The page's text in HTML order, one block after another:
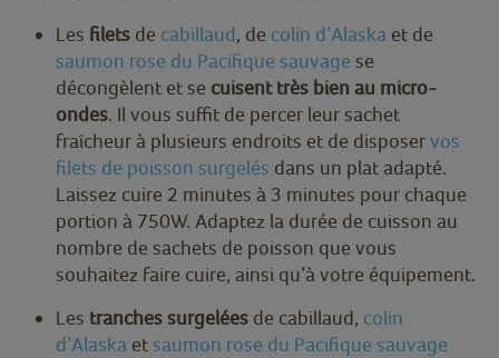
Les filets de cabillaud, de colin d’Alaska et de
saumon rose du Pacifique sauvage se
décongèlent et se cuisent très bien au micro-
ondes. Il vous suffit de percer leur sachet
fraîcheur à plusieurs endroits et de disposervos
filets de poisson surgelés dans un plat adapté.
Laissez cuire 2 minutes à 3 minutes pour chaque
portion à 750W. Adaptez la durée de cuisson au
nombre de sachets de poisson que vous
souhaitez faire cuire, ainsi qu’à votre équipement.
Les tranches surgelées de cabillaud, colin
d’Alaska et saumon rose du Pacifique sauvage